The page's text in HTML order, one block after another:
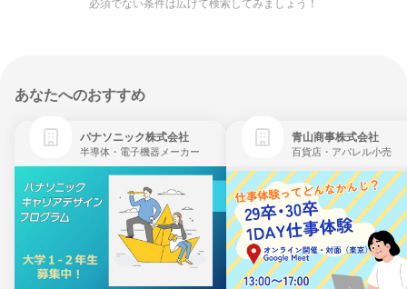
必須でない条件は広げて検索してみましょう！
あなたへのおすすめ
パナソニック株式会社
半導体・電子機器メーカー
青山商事株式会社
百貨店・アパレル小売